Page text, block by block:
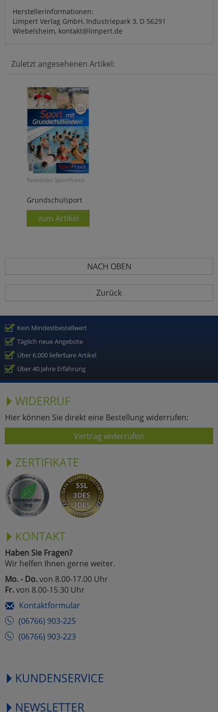
Herstellerinformationen:
Limpert Verlag GmbH, Industriepark 3, D 56291
Wiebelsheim, kontakt@limpert.de
Zuletzt angesehenen Artikel:
Redaktion SportPraxis
Grundschulsport
zum Artikel
NACH OBEN
Zurück
Kein Mindestbestellwert
Täglich neue Angebote
Über 6.000 lieferbare Artikel
Über 40 Jahre Erfahrung
WIDERRUF
Hier können Sie direkt eine Bestellung widerrufen:
Vertrag widerrufen
ZERTIFIKATE
KONTAKT
Haben Sie Fragen?
Wir helfen Ihnen gerne weiter.
Mo. - Do.von 8.00-17.00 Uhr
Fr.von 8.00-15.30 Uhr
Kontaktformular
(06766) 903-225
(06766) 903-223
KUNDENSERVICE
NEWSLETTER